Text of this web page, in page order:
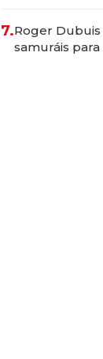
7.Roger Dubuis
samuráis